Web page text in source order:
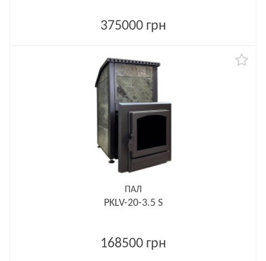
375000 грн
ПАЛ
PKLV-20-3.5 S
168500 грн